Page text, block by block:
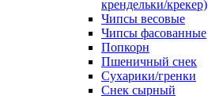
крендельки/крекер)
Чипсы весовые
Чипсы фасованные
Попкорн
Пшеничный снек
Сухарики/гренки
Снек сырный